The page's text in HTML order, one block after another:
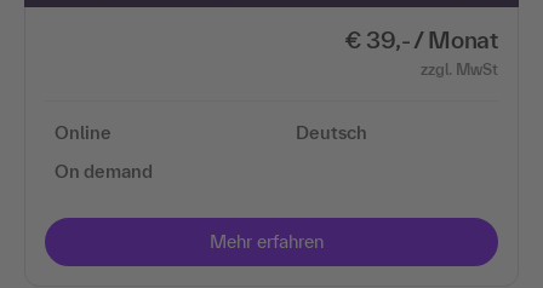
€ 39,- / Monat
zzgl. MwSt
Online
On demand
Deutsch